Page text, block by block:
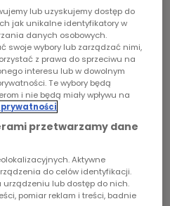
Tum i Tam
lub uzyskujemy dostęp do
jak unikalne identyfikatory w
danych osobowych.
swoje wybory lub zarządzać nimi,
z prawa do sprzeciwu na
interesu lub w dowolnym
Te wybory będą
i nie będą miały wpływu na
przetwarzamy dane
Aktywne
do celów identyfikacji.
urządzeniu lub dostęp do nich.
pomiar reklam i treści, badnie